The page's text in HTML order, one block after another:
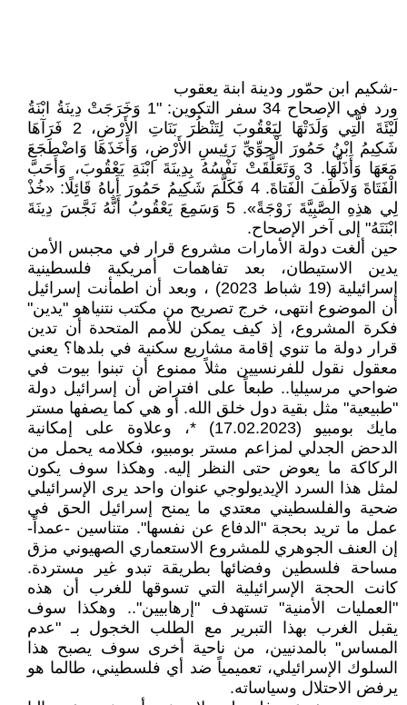
-شكيم ابن حمّور ودينة ابنة يعقوب
ورد في الإصحاح 34 سفر التكوين: "1 وَخَرَجَتْ دِينَةُ ابْنَةُ
لَيْئَةَ الَّتِي وَلَدَتْهَا لِيَعْقُوبَ لِتَنْظُرَ بَنَاتِ الأَرْضِ، 2 فَرَآهَا
شَكِيمُ ابْنُ حَمُورَ الْحِوِّيِّ رَئِيسِ الأَرْضِ، وَأَخَذَهَا وَاضْطَجَعَ
مَعَهَا وَأَذَلَّهَا. 3 وَتَعَلَّقَتْ نَفْسُهُ بِدِينَةَ ابْنَةِ يَعْقُوبَ، وَأَحَبَّ
الْفَتَاةَ وَلاَطَفَ الْفَتاةَ. 4 فَكَلَّمَ شَكِيمُ حَمُورَ أَبِاهُ قَائِلًا: «خُذْ
لِي هذِهِ الصَّبِيَّةَ زَوْجَةً». 5 وَسَمِعَ يَعْقُوبُ أَنَّهُ نَجَّسَ دِينَةَ
ابْنَتَهُ" إلى آخر الإصحاح.
حين ألغت دولة الأمارات مشروع قرار في مجبس الأمن
يدين الاستيطان، بعد تفاهمات أمريكية فلسطينية
إسرائيلية (19 شباط 2023) ، وبعد أن اطمأنت إسرائيل
أن الموضوع انتهى، خرج تصريح من مكتب نتنياهو "يدين"
فكرة المشروع، إذ كيف يمكن للأمم المتحدة أن تدين
قرار دولة ما تنوي إقامة مشاريع سكنية في بلدها؟ يعني
معقول نقول للفرنسيين مثلاً ممنوع أن تبنوا بيوت في
ضواحي مرسيليا.. طبعاً على افتراض أن إسرائيل دولة
"طبيعية" مثل بقية دول خلق الله. أو هي كما يصفها مستر
مايك بومبيو (17.02.2023) *، وعلاوة على إمكانية
الدحض الجدلي لمزاعم مستر بومبيو، فكلامه يحمل من
الركاكة ما يعوض حتى النظر إليه. وهكذا سوف يكون
لمثل هذا السرد الإيديولوجي عنوان واحد يرى الإسرائيلي
ضحية والفلسطيني معتدي ما يمنح إسرائيل الحق في
عمل ما تريد بحجة "الدفاع عن نفسها". متناسين -عمداً-
إن العنف الجوهري للمشروع الاستعماري الصهيوني مزق
مساحة فلسطين وفضائها بطريقة تبدو غير مستردة.
كانت الحجة الإسرائيلية التي تسوقها للغرب أن هذه
"العمليات الأمنية" تستهدف "إرهابيين".. وهكذا سوف
يقبل الغرب بهذا التبرير مع الطلب الخجول بـ "عدم
المساس" بالمدنيين، من ناحية أخرى سوف يصبح هذا
السلوك الإسرائيلي، تعميمياً ضد أي فلسطيني، طالما هو
يرفض الاحتلال وسياساته.